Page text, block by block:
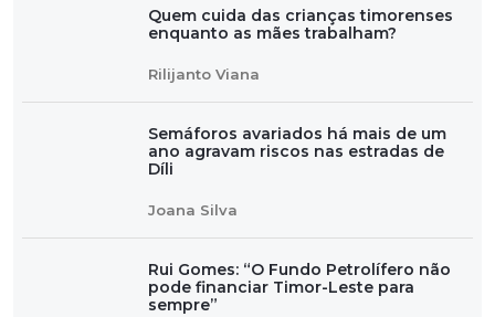
Quem cuida das crianças timorenses
enquanto as mães trabalham?
Rilijanto Viana
Semáforos avariados há mais de um
ano agravam riscos nas estradas de
Díli
Joana Silva
Rui Gomes: “O Fundo Petrolífero não
pode financiar Timor-Leste para
sempre”